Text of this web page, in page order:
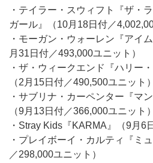
・テイラー・スウィフト『ザ・
ガール』（10月18日付／
・モーガン・ウォーレン『アイ
月31日付／493,000ユニット）
・ザ・ウィークエンド『ハリー
（2月15日付／490,500ユニット）
・サブリナ・カーペンター『マ
（9月13日付／366,000ユニット）
・Stray Kids『KARMA』（9月6
・プレイボーイ・カルティ『ミ
／298,000ユニット）